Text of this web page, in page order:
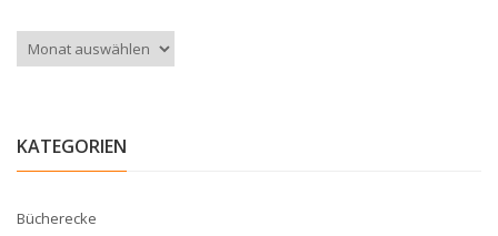
Archiv
KATEGORIEN
Bücherecke